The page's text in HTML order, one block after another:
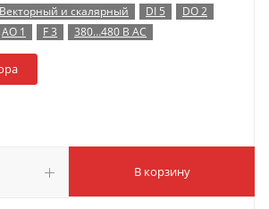
Векторный и скалярный DI 5
DO 2
AO 1 F 3 380…480 В AC
В корзину